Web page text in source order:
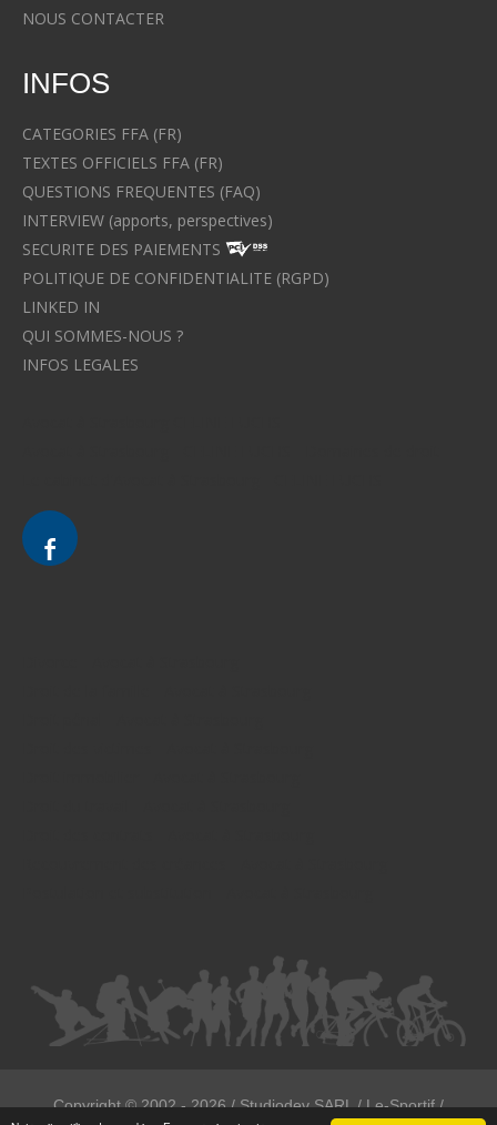
NOUS CONTACTER
INFOS
CATEGORIES FFA (FR)
TEXTES OFFICIELS FFA (FR)
QUESTIONS FREQUENTES (FAQ)
INTERVIEW (apports, perspectives)
SECURITE DES PAIEMENTS
POLITIQUE DE CONFIDENTIALITE (RGPD)
LINKED IN
QUI SOMMES-NOUS ?
INFOS LEGALES
Copyright ©2002 - 2026/ Studiodev SARL / Le-Sportif /